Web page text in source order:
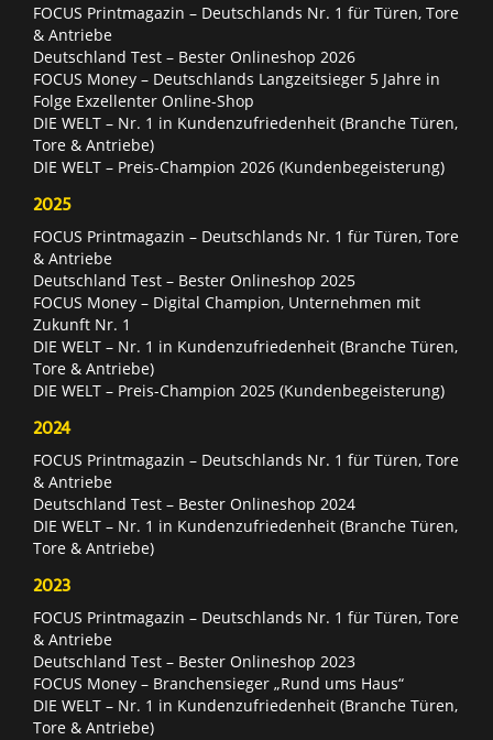
FOCUS Printmagazin – Deutschlands Nr. 1 für Türen, Tore
& Antriebe
Deutschland Test – Bester Onlineshop 2026
FOCUS Money – Deutschlands Langzeitsieger 5 Jahre in
Folge Exzellenter Online-Shop
DIE WELT – Nr. 1 in Kundenzufriedenheit (Branche Türen,
Tore & Antriebe)
DIE WELT – Preis-Champion 2026 (Kundenbegeisterung)
2025
FOCUS Printmagazin – Deutschlands Nr. 1 für Türen, Tore
& Antriebe
Deutschland Test – Bester Onlineshop 2025
FOCUS Money – Digital Champion, Unternehmen mit
Zukunft Nr. 1
DIE WELT – Nr. 1 in Kundenzufriedenheit (Branche Türen,
Tore & Antriebe)
DIE WELT – Preis-Champion 2025 (Kundenbegeisterung)
2024
FOCUS Printmagazin – Deutschlands Nr. 1 für Türen, Tore
& Antriebe
Deutschland Test – Bester Onlineshop 2024
DIE WELT – Nr. 1 in Kundenzufriedenheit (Branche Türen,
Tore & Antriebe)
2023
FOCUS Printmagazin – Deutschlands Nr. 1 für Türen, Tore
& Antriebe
Deutschland Test – Bester Onlineshop 2023
FOCUS Money – Branchensieger „Rund ums Haus“
DIE WELT – Nr. 1 in Kundenzufriedenheit (Branche Türen,
Tore & Antriebe)